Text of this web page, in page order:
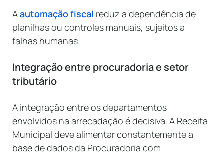
Aautomação fiscal reduz a dependência de
planilhas ou controles manuais, sujeitos a
falhas humanas.
Integração entre procuradoria e setor
tributário
A integração entre os departamentos
envolvidos na arrecadação é decisiva. A Receita
Municipal deve alimentar constantemente a
base de dados da Procuradoria com